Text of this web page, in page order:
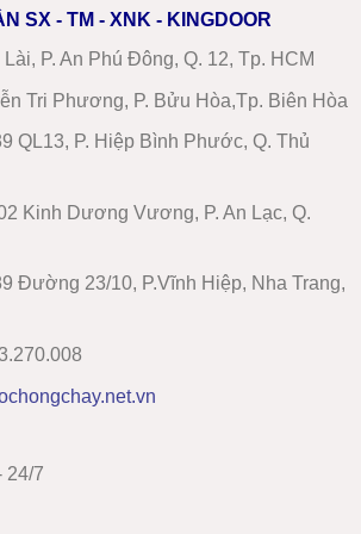
SX - TM - XNK - KINGDOOR
P. An Phú Đông, Q. 12, Tp. HCM
Tri Phương, P. Bửu Hòa,Tp. Biên Hòa
QL13, P. Hiệp Bình Phước, Q. Thủ
Kinh Dương Vương, P. An Lạc, Q.
Đường 23/10, P.Vĩnh Hiệp, Nha Trang,
24/7